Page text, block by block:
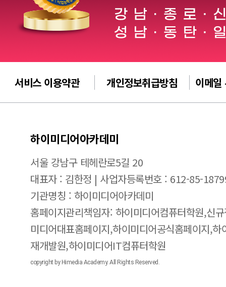
서비스 이용약관 개인정보취급방침 이메일
하이미디어아카데미
서울 강남구 테헤란로5길 20
대표자 : 김한정 | 사업자등록번호 : 612-85-
기관명칭 : 하이미디어아카데미
홈페이지관리책임자: 하이미디어컴퓨터학원,신
미디어대표홈페이지,하이미디어공식홈페이지,
재개발원,하이미디어IT컴퓨터학원
copyright by Himedia Academy. All Rights Reserved.